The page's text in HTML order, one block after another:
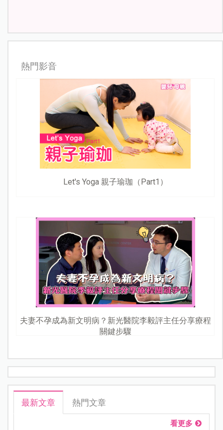
熱門影音
Let's Yoga 親子瑜珈（Part1）
夫妻不孕成為新文明病？新光醫院李毅評主任分享療程
關鍵步驟
最新文章 熱門文章
看更多